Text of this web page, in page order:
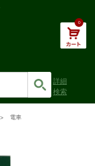
0
詳細
検索
電車